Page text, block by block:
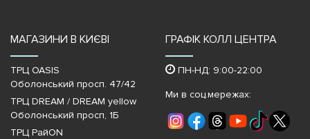
МАГАЗИНИ В КИЄВІ
ТРЦ OASIS
Оболонський просп. 47/42
ТРЦ DREAM / DREAM yellow
Оболонський просп, 1Б
ТРЦ РайON
ГРАФІК КОЛЛ ЦЕНТРА
ПН-НД: 9:00-22:00
Ми в соц.мережах: